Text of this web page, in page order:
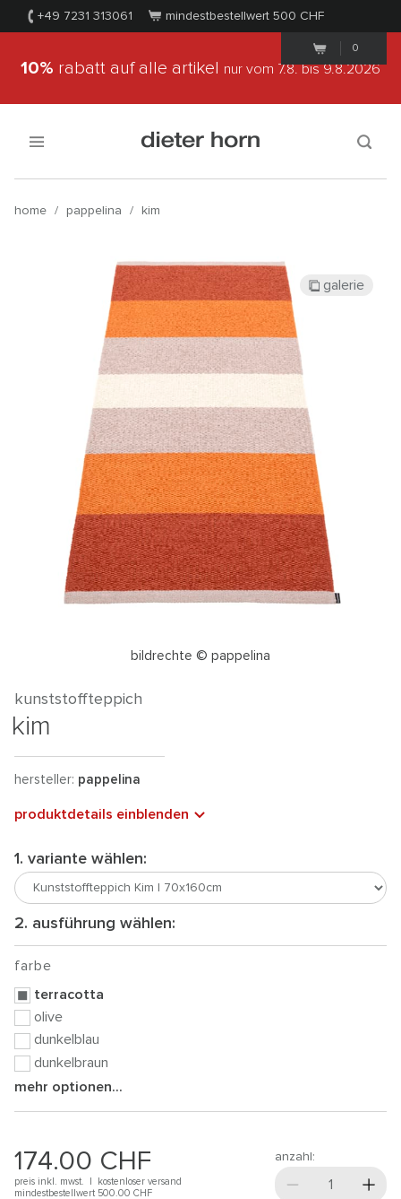
+49 7231 313061 mindestbestellwert 500 CHF
0
10% rabatt auf alle artikel nur vom 7.8.bis 9.8.2026
home / pappelina / kim
bildrechte © pappelina
galerie
kunststoffteppich
kim
hersteller: pappelina
produktdetails einblenden
1. variante wählen:
2. ausführung wählen:
farbe
terracotta
olive
dunkelblau
dunkelbraun
mehr optionen...
174.00 CHF
preis inkl. mwst. |
kostenloser versand
mindestbestellwert 500.00 CHF
anzahl: